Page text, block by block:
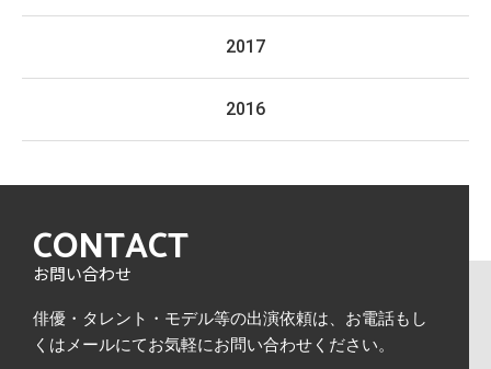
2017
2016
CONTACT
お問い合わせ
俳優・タレント・モデル等の出演依頼は、 お電話もし
くはメールにてお気軽にお問い合わせください。